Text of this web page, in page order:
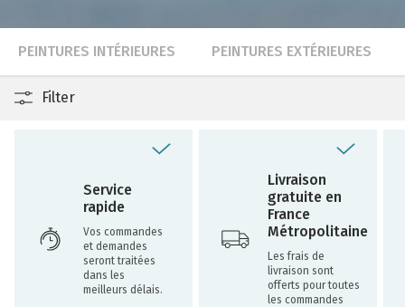
PEINTURES INTÉRIEURES PEINTURES EXTÉRIEURES
Filter
Service
rapide
Vos commandes
et demandes
seront traitées
dans les
meilleurs délais.
Livraison
gratuite en
France
Métropolitaine
Les frais de
livraison sont
offerts pour toutes
les commandes